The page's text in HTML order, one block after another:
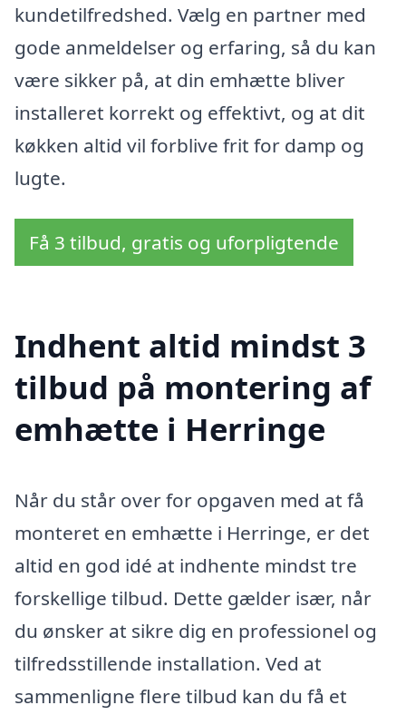
kundetilfredshed. Vælg en partner med
gode anmeldelser og erfaring, så du kan
være sikker på, at din emhætte bliver
installeret korrekt og effektivt, og at dit
køkken altid vil forblive frit for damp og
lugte.
Få 3 tilbud, gratis og uforpligtende
Indhent altid mindst 3
tilbud på montering af
emhætte i Herringe
Når du står over for opgaven med at få
monteret en emhætte i Herringe, er det
altid en god idé at indhente mindst tre
forskellige tilbud. Dette gælder især, når
du ønsker at sikre dig en professionel og
tilfredsstillende installation. Ved at
sammenligne flere tilbud kan du få et